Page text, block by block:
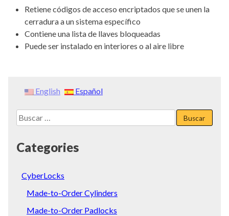
English Español
Buscar:
Categories
CyberLocks
Made-to-Order Cylinders
Made-to-Order Padlocks
Retiene códigos de acceso encriptados que se unen la
cerradura a un sistema específico
Contiene una lista de llaves bloqueadas
Puede ser instalado en interiores o al aire libre